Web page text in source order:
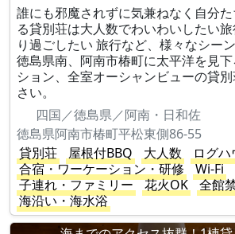
誰にも邪魔されずに気兼ねなく自分
る貸別荘は大人数でわいわいしたい
り過ごしたい 旅行など、様々なシーン
徳島県南、阿南市椿町に太平洋を見
ション、全室オーシャンビューの貸
さい。
四国／徳島県／阿南・日和佐
徳島県阿南市椿町平松東側86-55
貸別荘
屋根付BBQ 大人数 ログハ
合宿・ワーケーション・研修
Wi-Fi
子連れ・ファミリー
花火OK 全館
海沿い・海水浴